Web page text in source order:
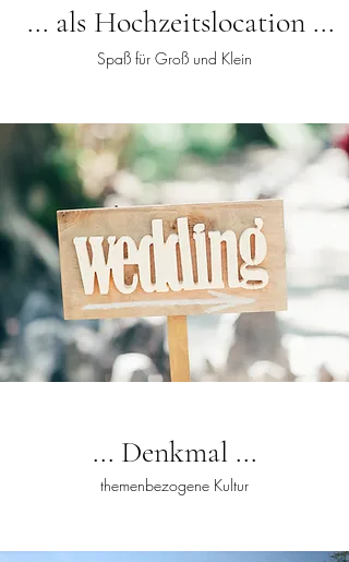
... als Hochzeitslocation ...
Spaß für Groß und Klein
... Denkmal ...
themenbezogene Kultur